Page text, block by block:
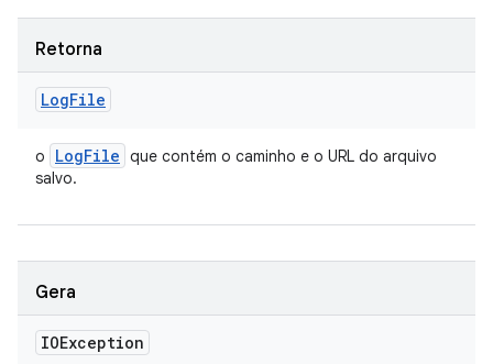
Retorna
LogFile
o LogFile que contém o caminho e o URL do arquivo
salvo.
Gera
IOException